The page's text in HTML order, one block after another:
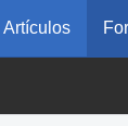
Artículos